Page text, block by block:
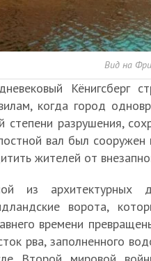
Вид на
Кёнигсберг
когда город
степени разрушения,
вал был
жителей от
из архитектурных
ворота,
времени
рва, заполненного